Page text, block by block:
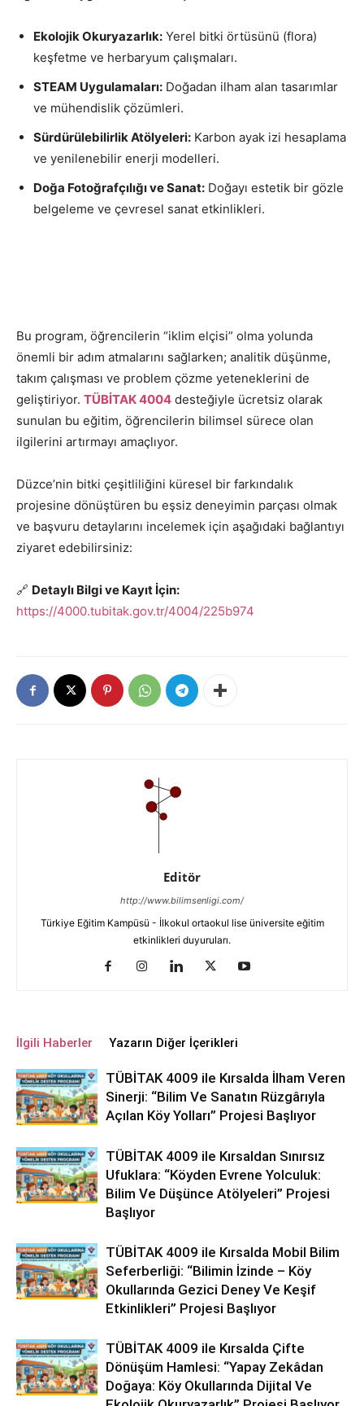
Ekolojik Okuryazarlık: Yerel bitki örtüsünü (flora)
keşfetme ve herbaryum çalışmaları.
STEAM Uygulamaları: Doğadan ilham alan tasarımlar
ve mühendislik çözümleri.
Sürdürülebilirlik Atölyeleri: Karbon ayak izi hesaplama
ve yenilenebilir enerji modelleri.
Doğa Fotoğrafçılığı ve Sanat: Doğayı estetik bir gözle
belgeleme ve çevresel sanat etkinlikleri.
Bu program, öğrencilerin “iklim elçisi” olma yolunda
önemli bir adım atmalarını sağlarken; analitik düşünme,
takım çalışması ve problem çözme yeteneklerini de
geliştiriyor. TÜBİTAK 4004 desteğiyle ücretsiz olarak
sunulan bu eğitim, öğrencilerin bilimsel sürece olan
ilgilerini artırmayı amaçlıyor.
Düzce’nin bitki çeşitliliğini küresel bir farkındalık
projesine dönüştüren bu eşsiz deneyimin parçası olmak
ve başvuru detaylarını incelemek için aşağıdaki bağlantıyı
ziyaret edebilirsiniz:
🔗 Detaylı Bilgi ve Kayıt İçin:
https://4000.tubitak.gov.tr/4004/225b974
Editör
http://www.bilimsenligi.com/
Türkiye Eğitim Kampüsü - İlkokul ortaokul lise üniversite eğitim
etkinlikleri duyuruları.
İlgili Haberler Yazarın Diğer İçerikleri
TÜBİTAK 4009 ile Kırsalda İlham Veren
Sinerji: “Bilim Ve Sanatın Rüzgârıyla
Açılan Köy Yolları” Projesi Başlıyor
TÜBİTAK 4009 ile Kırsaldan Sınırsız
Ufuklara: “Köyden Evrene Yolculuk:
Bilim Ve Düşünce Atölyeleri” Projesi
Başlıyor
TÜBİTAK 4009 ile Kırsalda Mobil Bilim
Seferberliği: “Bilimin İzinde – Köy
Okullarında Gezici Deney Ve Keşif
Etkinlikleri” Projesi Başlıyor
TÜBİTAK 4009 ile Kırsalda Çifte
Dönüşüm Hamlesi: “Yapay Zekâdan
Doğaya: Köy Okullarında Dijital Ve